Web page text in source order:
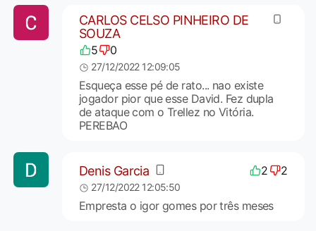
CARLOS CELSO PINHEIRO DE
SOUZA
5 0
27/12/2022 12:09:05
Esqueça esse pé de rato... nao existe
jogador pior que esse David. Fez dupla
de ataque com o Trellez no Vitória.
PEREBAO
Denis Garcia 2 2
27/12/2022 12:05:50
Empresta o igor gomes por três meses